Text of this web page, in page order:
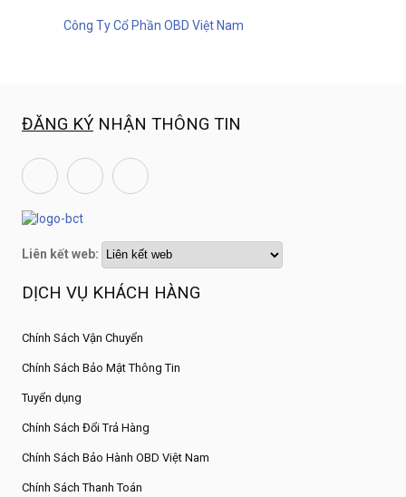
Công Ty Cổ Phần OBD Việt Nam
ĐĂNG KÝ NHẬN THÔNG TIN
Liên kết web:
DỊCH VỤ KHÁCH HÀNG
Chính Sách Vận Chuyển
Chính Sách Bảo Mật Thông Tin
Tuyển dụng
Chính Sách Đổi Trả Hàng
Chính Sách Bảo Hành OBD Việt Nam
Chính Sách Thanh Toán